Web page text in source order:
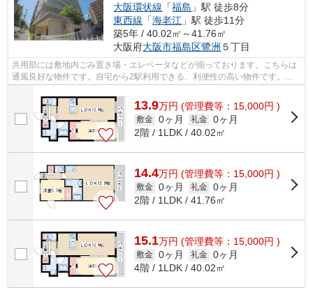
大阪環状線 「福島 」駅 徒歩8分
東西線 「海老江 」駅 徒歩11分
築5年 / 40.02㎡～41.76㎡
大阪府大阪市福島区鷺洲 ５丁目
共用部には敷地内ごみ置き場・エレベータなどが揃っております。こちらは
通風良好な物件です。自宅から2駅利用できる、利便性の高い物件です。造
13.9万円 (管理費等：15,000円 )
敷金 0ヶ月 礼金 0ヶ月
2階 / 1LDK / 40.02㎡
14.4万円 (管理費等：15,000円 )
敷金 0ヶ月 礼金 0ヶ月
2階 / 1LDK / 41.76㎡
15.1万円 (管理費等：15,000円 )
敷金 0ヶ月 礼金 0ヶ月
4階 / 1LDK / 40.02㎡